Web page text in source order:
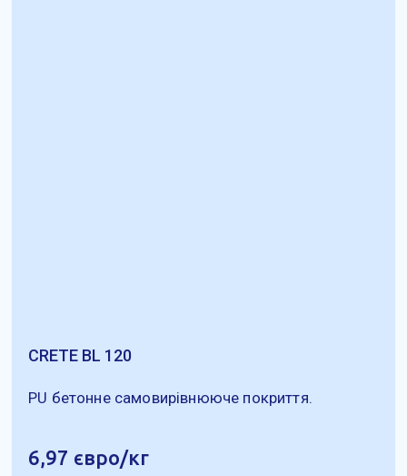
CRETE BL 120
PU бетонне самовирівнююче покриття.
6,97 євро/кг